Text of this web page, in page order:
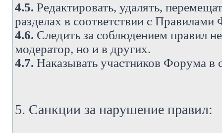
4.5. Редактировать, удалять,
разделах в соответствии с
4.6. Следить за соблюдением правил
модератор, но и в других.
4.7. Наказывать участников Форума
5. Санкции за нарушение правил: